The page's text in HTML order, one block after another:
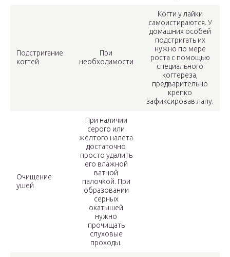
Подстригание
когтей
При
необходимости
Когти у лайки
самоистираются. У
домашних особей
подстригать их
нужно по мере
роста с помощью
специального
когтереза,
предварительно
крепко
зафиксировав лапу.
Очищение
ушей
При наличии
серого или
желтого налета
достаточно
просто удалить
его влажной
ватной
палочкой. При
образовании
серных
окатышей
нужно
прочищать
слуховые
проходы.